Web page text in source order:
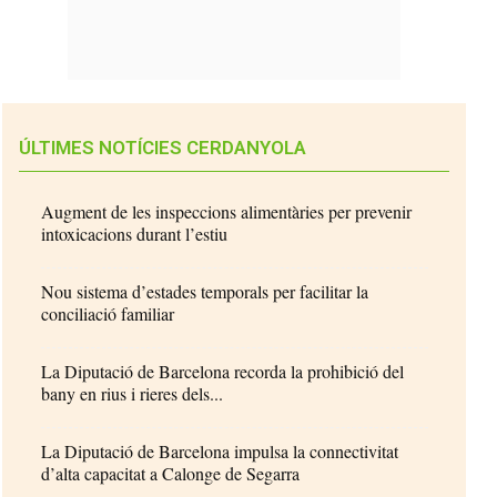
ÚLTIMES NOTÍCIES CERDANYOLA
Augment de les inspeccions alimentàries per prevenir
intoxicacions durant l’estiu
Nou sistema d’estades temporals per facilitar la
conciliació familiar
La Diputació de Barcelona recorda la prohibició del
bany en rius i rieres dels...
La Diputació de Barcelona impulsa la connectivitat
d’alta capacitat a Calonge de Segarra